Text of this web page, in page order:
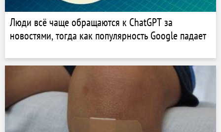
Люди всё чаще обращаются к ChatGPT за
новостями, тогда как популярность Google падает